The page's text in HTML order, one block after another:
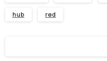
hub red